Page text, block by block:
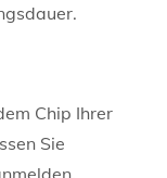
Chip Ihrer
Sie